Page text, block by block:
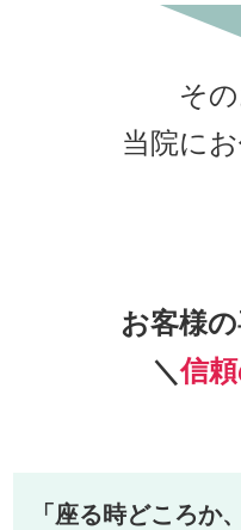
その
当院に
お客様
＼信
「座る時どころ